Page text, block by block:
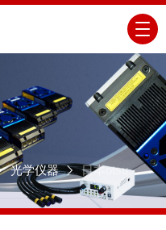
光学仪器
日本otsu